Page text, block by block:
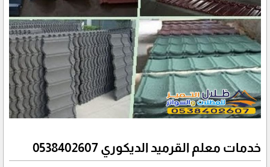
خدمات معلم القرميد الديكوري 0538402607